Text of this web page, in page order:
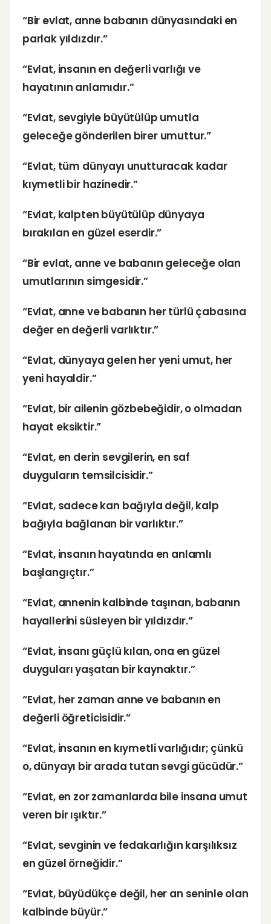
“Bir evlat, anne babanın dünyasındaki en
parlak yıldızdır.”
“Evlat, insanın en değerli varlığı ve
hayatının anlamıdır.”
“Evlat, sevgiyle büyütülüp umutla
geleceğe gönderilen birer umuttur.”
“Evlat, tüm dünyayı unutturacak kadar
kıymetli bir hazinedir.”
“Evlat, kalpten büyütülüp dünyaya
bırakılan en güzel eserdir.”
“Bir evlat, anne ve babanın geleceğe olan
umutlarının simgesidir.”
“Evlat, anne ve babanın her türlü çabasına
değer en değerli varlıktır.”
“Evlat, dünyaya gelen her yeni umut, her
yeni hayaldir.”
“Evlat, bir ailenin gözbebeğidir, o olmadan
hayat eksiktir.”
“Evlat, en derin sevgilerin, en saf
duyguların temsilcisidir.”
“Evlat, sadece kan bağıyla değil, kalp
bağıyla bağlanan bir varlıktır.”
“Evlat, insanın hayatında en anlamlı
başlangıçtır.”
“Evlat, annenin kalbinde taşınan, babanın
hayallerini süsleyen bir yıldızdır.”
“Evlat, insanı güçlü kılan, ona en güzel
duyguları yaşatan bir kaynaktır.”
“Evlat, her zaman anne ve babanın en
değerli öğreticisidir.”
“Evlat, insanın en kıymetli varlığıdır; çünkü
o, dünyayı bir arada tutan sevgi gücüdür.”
“Evlat, en zor zamanlarda bile insana umut
veren bir ışıktır.”
“Evlat, sevginin ve fedakarlığın karşılıksız
en güzel örneğidir.”
“Evlat, büyüdükçe değil, her an seninle olan
kalbinde büyür.”